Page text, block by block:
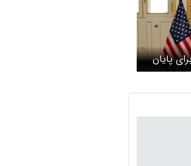
پایان
ادامه